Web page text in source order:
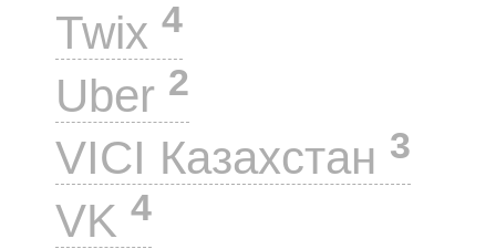
Twix 4
Uber 2
VICI Казахстан 3
VK 4